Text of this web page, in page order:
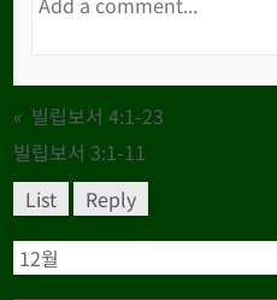
« 빌립보서 4:1-23
빌립보서 3:1-11
List
Reply